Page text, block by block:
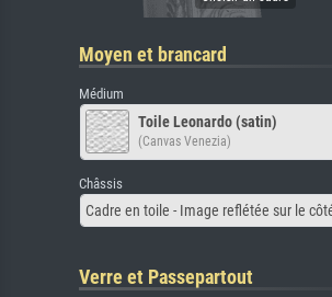
Moyen et brancard
Médium
Toile Leonardo (satin)
(Canvas Venezia)
Châssis
Cadre en toile - Image reflétée sur le
Verre et Passepartout